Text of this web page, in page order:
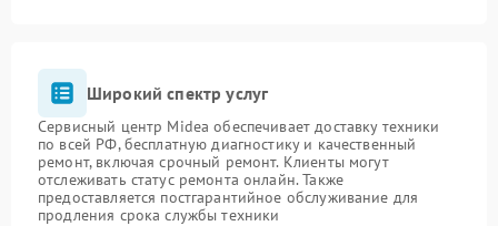
Широкий спектр услуг
Сервисный центр Midea обеспечивает доставку техники
по всей РФ, бесплатную диагностику и качественный
ремонт, включая срочный ремонт. Клиенты могут
отслеживать статус ремонта онлайн. Также
предоставляется постгарантийное обслуживание для
продления срока службы техники